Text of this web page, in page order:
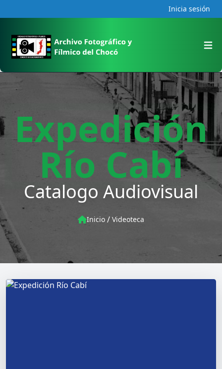
Inicia sesión
Expedición
Río Cabí
Catalogo Audiovisual
Inicio / Videoteca